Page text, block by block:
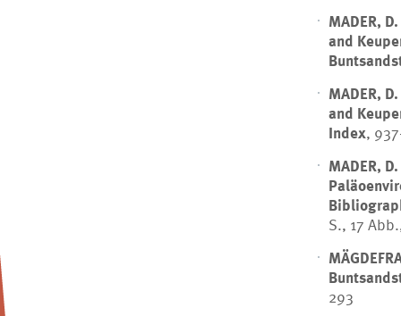
MADER, D.
and
MADER, D.
and
Index,
MADER, D.
S., 17
293